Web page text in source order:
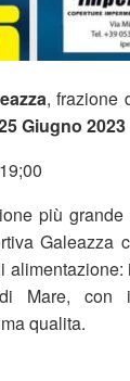
, frazione
Giugno 2023
più
Galeazza
Mare, con
qualita.